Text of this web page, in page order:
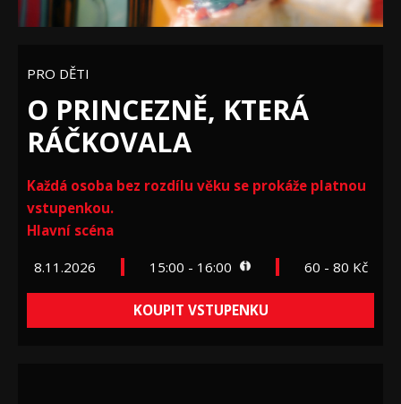
PRO DĚTI
O PRINCEZNĚ, KTERÁ
RÁČKOVALA
Každá osoba bez rozdílu věku se prokáže platnou
vstupenkou.
Hlavní scéna
8.11.2026 15:00 - 16:00 60 - 80 Kč
KOUPIT VSTUPENKU